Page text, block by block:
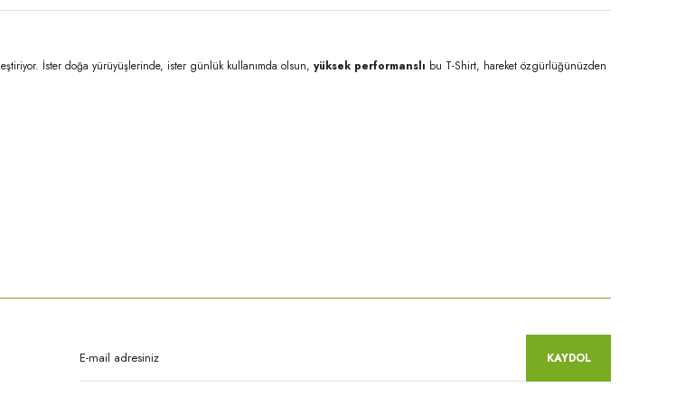
İster doğa yürüyüşlerinde, ister günlük kullanımda olsun, yüksek performanslı bu T-Shirt, hareket özgürlüğünüzden
KAYDOL